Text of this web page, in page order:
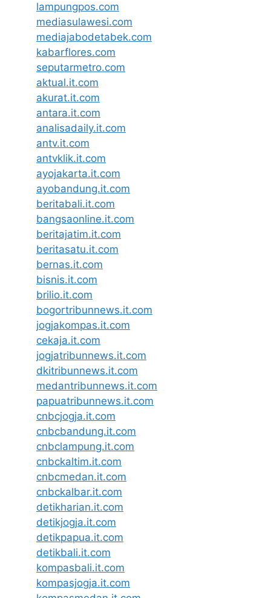
lampungpos.com
mediasulawesi.com
mediajabodetabek.com
kabarflores.com
seputarmetro.com
aktual.it.com
akurat.it.com
antara.it.com
analisadaily.it.com
antv.it.com
antvklik.it.com
ayojakarta.it.com
ayobandung.it.com
beritabali.it.com
bangsaonline.it.com
beritajatim.it.com
beritasatu.it.com
bernas.it.com
bisnis.it.com
brilio.it.com
bogortribunnews.it.com
jogjakompas.it.com
cekaja.it.com
jogjatribunnews.it.com
dkitribunnews.it.com
medantribunnews.it.com
papuatribunnews.it.com
cnbcjogja.it.com
cnbcbandung.it.com
cnbclampung.it.com
cnbckaltim.it.com
cnbcmedan.it.com
cnbckalbar.it.com
detikharian.it.com
detikjogja.it.com
detikpapua.it.com
detikbali.it.com
kompasbali.it.com
kompasjogja.it.com